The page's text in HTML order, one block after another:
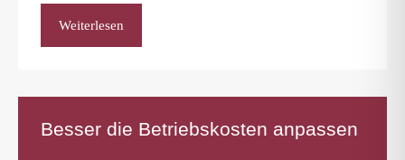
Weiterlesen
Besser die Betriebskosten anpassen